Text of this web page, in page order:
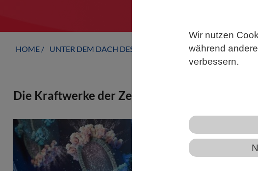
Wir nutzen
während
verbessern.
HOME UNTER DEM DACH DES VBIO FACHGESELLSCHAFTEN
Die Kraftwerke der Zelle: Molekulare
Mitochondrien sind
produzieren die
der Kryo-